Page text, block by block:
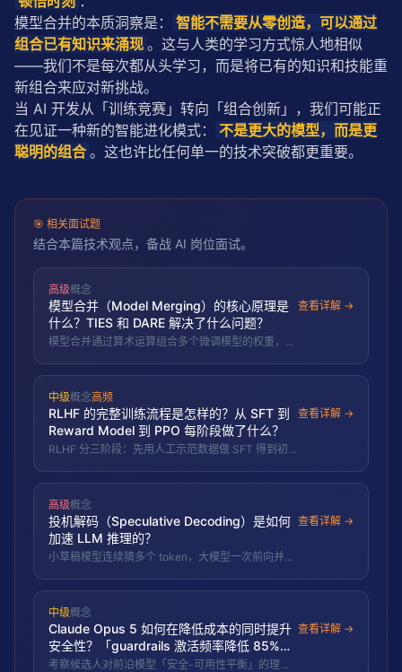
模型合并的本质洞察是：
智能不需要从零创造，可以通过
组合已有知识来涌现 。这与人类的学习方式惊人地相似
——我们不是每次都从头学习，而是将已有的知识和技能重
新组合来应对新挑战。
当 AI 开发从「训练竞赛」转向「组合创新」，我们可能正
在见证一种新的智能进化模式：
不是更大的模型，而是更
聪明的组合 。这也许比任何单一的技术突破都更重要。
🎯 相关面试题
结合本篇技术观点，备战 AI 岗位面试。
高级概念
模型合并（Model Merging）的核心原理是
什么？TIES 和 DARE 解决了什么问题？
模型合并通过算术运算组合多个微调模型的权重，无
查看详解 →
中级概念高频
RLHF 的完整训练流程是怎样的？从 SFT 到
Reward Model 到 PPO 每阶段做了什么？
RLHF 分三阶段：先用人工示范数据做 SFT 得到初
查看详解 →
高级概念
投机解码（Speculative Decoding）是如何
加速 LLM 推理的？
小草稿模型连续猜多个 token，大模型一次前向并行
查看详解 →
中级概念
Claude Opus 5 如何在降低成本的同时提升
安全性？「guardrails 激活频率降低 85%」
意味着什么？
考察候选人对前沿模型「安全-可用性平衡」的理
查看详解 →